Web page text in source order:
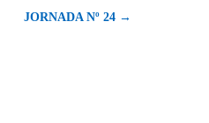
JORNADA Nº 24 →